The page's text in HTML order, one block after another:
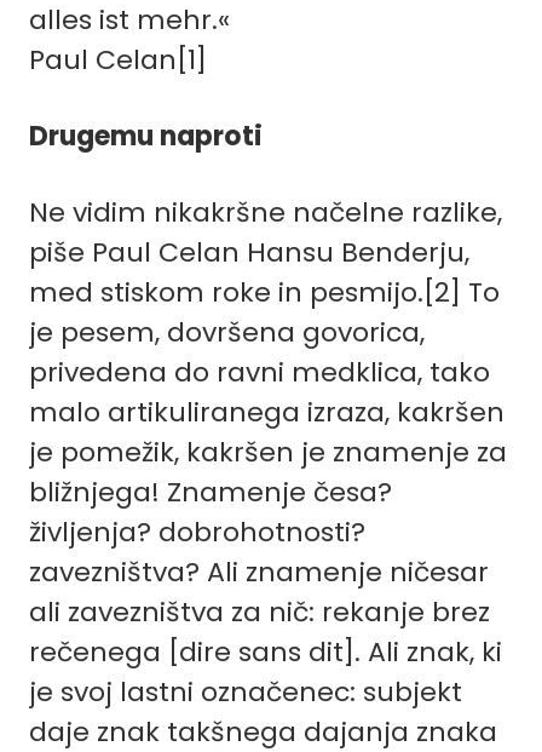
alles ist mehr.«
Paul Celan [1]
Drugemu naproti
Ne vidim nikakršne načelne razlike,
piše Paul Celan Hansu Benderju,
med stiskom roke in pesmijo.[2] To
je pesem, dovršena govorica,
privedena do ravni medklica, tako
malo artikuliranega izraza, kakršen
je pomežik, kakršen je znamenje za
bližnjega! Znamenje česa?
življenja? dobrohotnosti?
zavezništva? Ali znamenje ničesar
ali zavezništva za nič: rekanje brez
rečenega [dire sans dit]. Ali znak, ki
je svoj lastni označenec: subjekt
daje znak takšnega dajanja znaka